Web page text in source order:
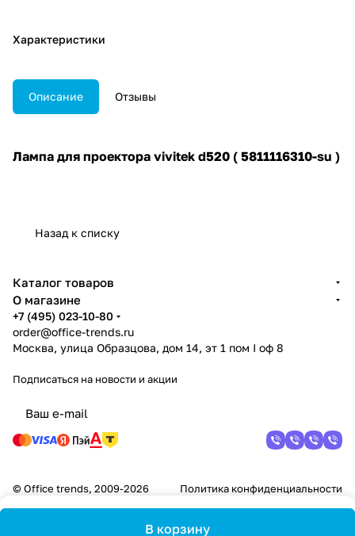
Характеристики
Описание Отзывы
Лампа для проектора vivitek d520 ( 5811116310-su )
Назад к списку
В корзину
Каталог товаров
О магазине
+7 (495) 023-10-80
order@office-trends.ru
Москва, улица Образцова, дом 14, эт 1 пом I оф 8
Подписаться на новости и акции
© Office trends, 2009-2026 Политика конфиденциальности